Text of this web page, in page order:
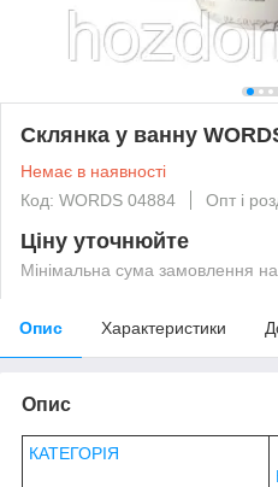
Склянка у ванну
Немає в наявності
Код: WORDS 04884
Опт і
Ціну уточнюйте
Мінімальна сума замовлення
Опис Характеристики
Опис
КАТЕГОРІЯ